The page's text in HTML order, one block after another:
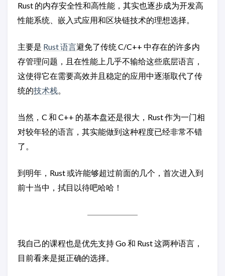
Rust 的内存安全性和高性能，其实也逐步成为开发高
性能系统、嵌入式应用和区块链技术的理想选择。
主要是 Rust 语言避免了传统 C/C++ 中存在的许多内
存管理问题，且在性能上几乎不输给这些底层语言，
这使得它在需要高效并且稳定的应用中逐渐取代了传
统的技术栈。
当然，C 和 C++ 的基本盘还是很大，Rust 作为一门相
对较年轻的语言，其实能做到这种程度已经非常不错
了。
到明年，Rust 或许能够超过前面的几个，首次进入到
前十当中，拭目以待吧哈哈！
我自己的课程也是优先支持 Go 和 Rust 这两种语言，
目前看来是挺正确的选择。